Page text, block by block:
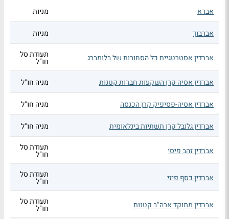
אברא מניות
אברבוך מניות
אברדין אסטרטגיית כל הסחורות של בלומברג תעודת סל
חו"ל
אברדין אסיה קרן השקעות חברות קטנות
מניה חו"ל
אברדין אסיה-פסיפיק קרן הכנסה מניה חו"ל
אברדין גלובל קרן תשתיות בינלאומית מניה חו"ל
אברדין זהב פיסי תעודת סל
חו"ל
אברדין כסף פיזי תעודת סל
חו"ל
אברדין ממוקד ארה"ב קטנות תעודת סל
חו"ל